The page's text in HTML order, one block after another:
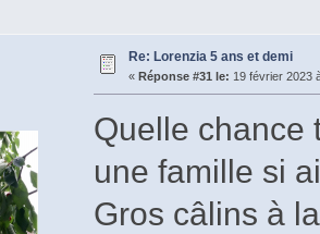
Re: Lorenzia 5 ans et demi
« Réponse #31 le: 19 février 2023
Quelle chance
une famille si
Gros câlins à